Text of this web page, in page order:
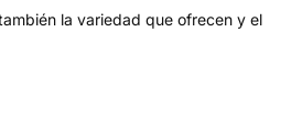
la variedad que ofrecen y el